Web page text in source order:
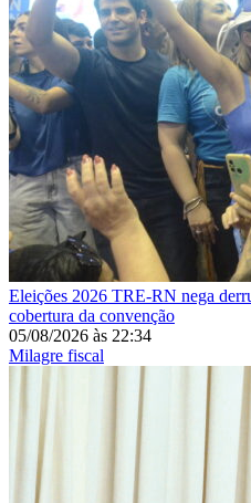
Eleições 2026 TRE-RN nega
cobertura da convenção
05/08/2026 às 22:34
Milagre fiscal